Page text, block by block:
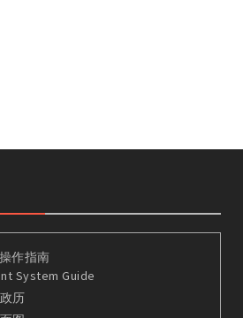
作指南
System Guide
历